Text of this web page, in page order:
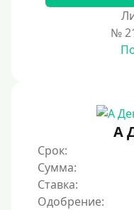
30 дней без
100 дней
4 месяца
5 месяцев
№
А
Срок:
Сумма:
Ставка:
Одобрение: